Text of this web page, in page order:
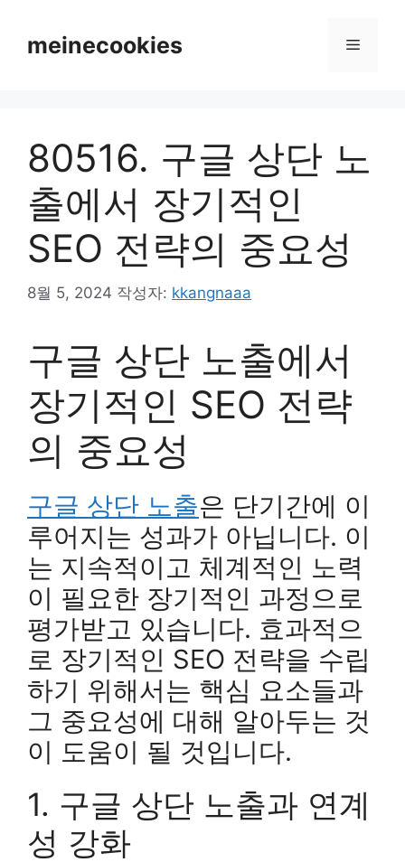
meinecookies 메
80516. 구글 상단 노
출에서 장기적인
SEO 전략의 중요성
8월 5, 2024 작성자: kkangnaaa
구글 상단 노출에서
장기적인 SEO 전략
의 중요성
구글 상단 노출은 단기간에 이
루어지는 성과가 아닙니다. 이
는 지속적이고 체계적인 노력
이 필요한 장기적인 과정으로
평가받고 있습니다. 효과적으
로 장기적인 SEO 전략을 수립
하기 위해서는 핵심 요소들과
그 중요성에 대해 알아두는 것
이 도움이 될 것입니다.
1. 구글 상단 노출과 연계
성 강화